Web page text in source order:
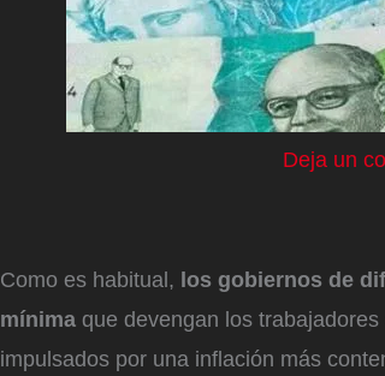
Deja un
Como es habitual, los gobiernos de
mínima que devengan los
impulsados por una inflación más